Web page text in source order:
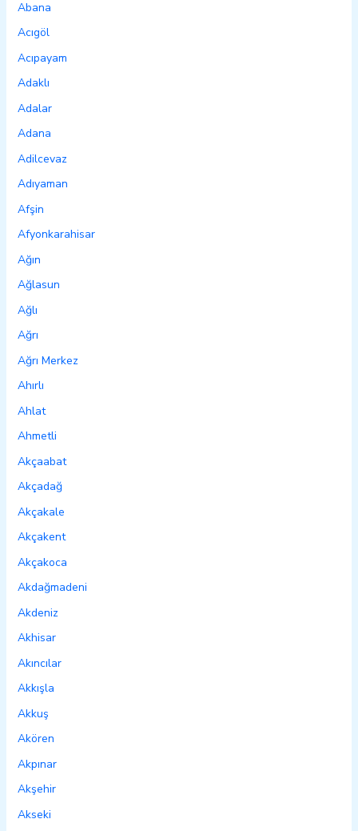
Abana
Acıgöl
Acıpayam
Adaklı
Adalar
Adana
Adilcevaz
Adıyaman
Afşin
Afyonkarahisar
Ağın
Ağlasun
Ağlı
Ağrı
Ağrı Merkez
Ahırlı
Ahlat
Ahmetli
Akçaabat
Akçadağ
Akçakale
Akçakent
Akçakoca
Akdağmadeni
Akdeniz
Akhisar
Akıncılar
Akkışla
Akkuş
Akören
Akpınar
Akşehir
Akseki